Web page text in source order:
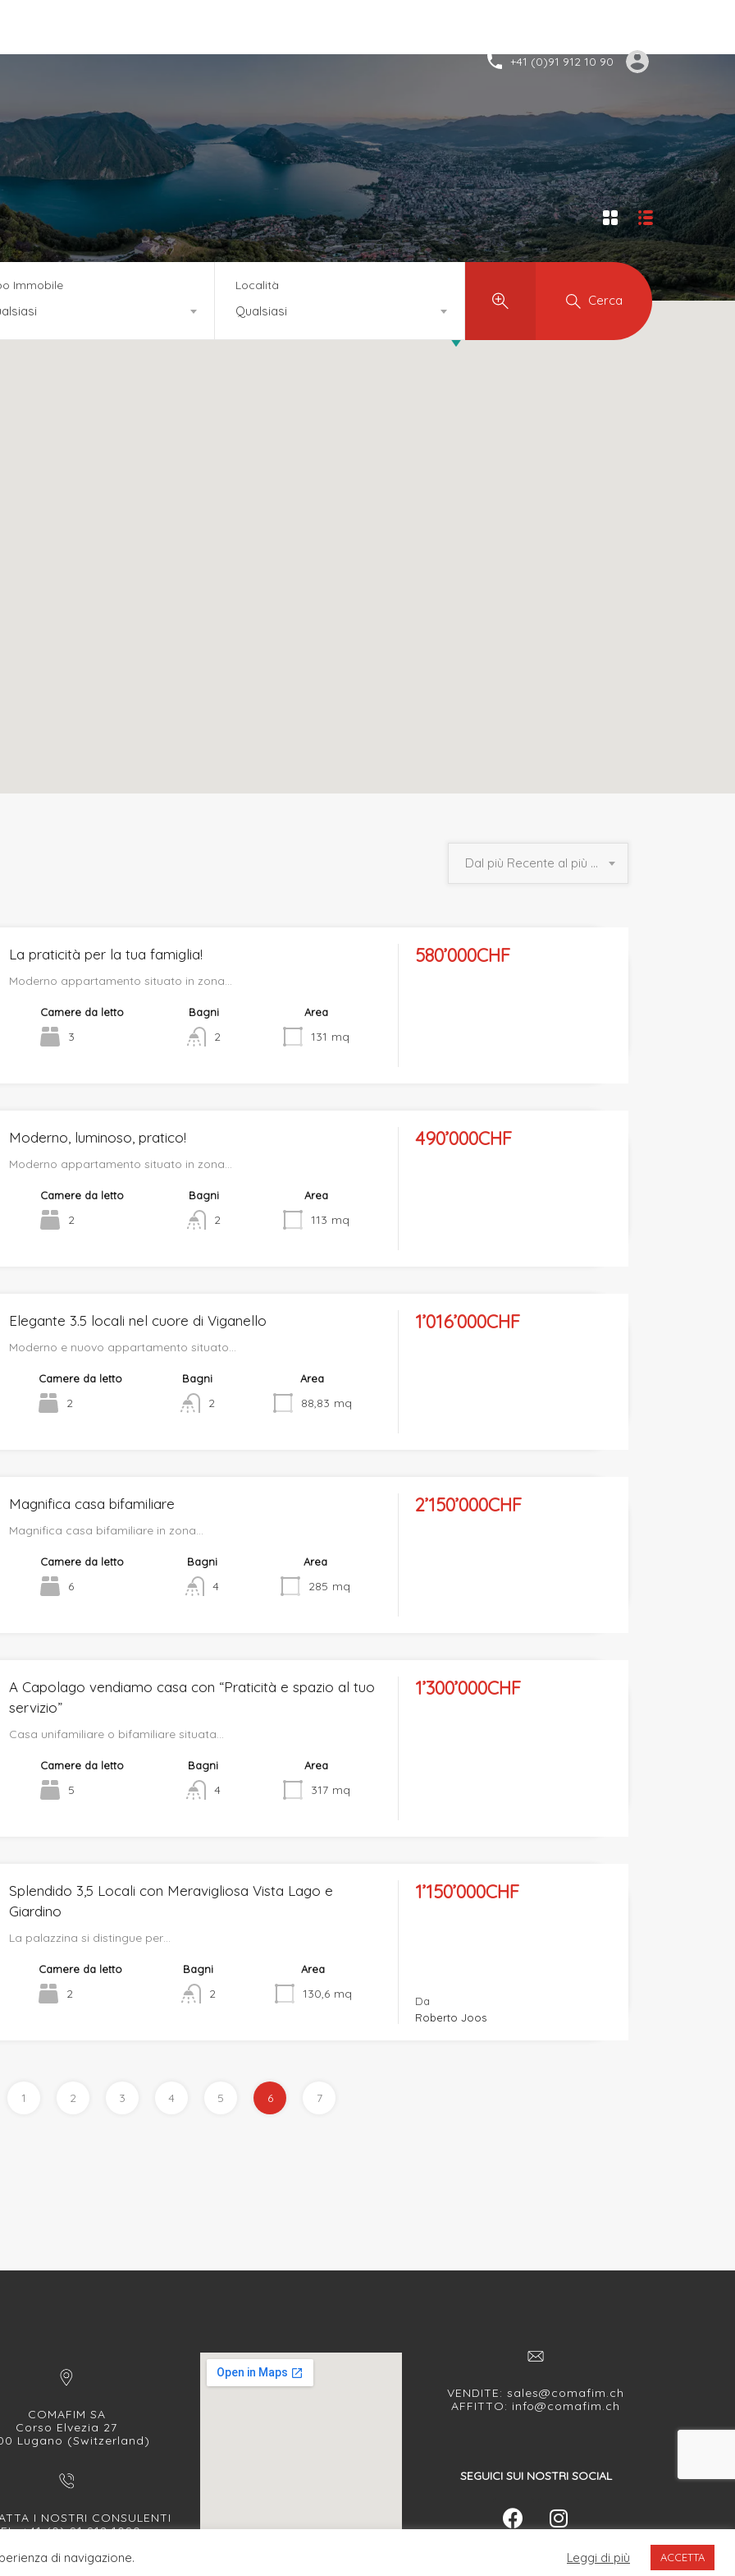
+41 (0)91 912 10 90
Immobile Località
Qualsiasi
Cerca
Dal più Recente al più Vecchio
La praticità per la tua famiglia!
Moderno appartamento situato in zona…
Camere da letto
3
Bagni
2
Area
131 mq
580’000CHF
Moderno, luminoso, pratico!
Moderno appartamento situato in zona…
Camere da letto
2
Bagni
2
Area
113 mq
490’000CHF
Elegante 3.5 locali nel cuore di Viganello
Moderno e nuovo appartamento situato…
Camere da letto
2
Bagni
2
Area
88,83 mq
1’016’000CHF
Magnifica casa bifamiliare
Magnifica casa bifamiliare in zona…
Camere da letto
6
Bagni
4
Area
285 mq
2’150’000CHF
A Capolago vendiamo casa con “Praticità e spazio al tuo
servizio”
Casa unifamiliare o bifamiliare situata…
Camere da letto
5
Bagni
4
Area
317 mq
1’300’000CHF
Splendido 3,5 Locali con Meravigliosa Vista Lago e
Giardino
La palazzina si distingue per…
Camere da letto
2
Bagni
2
Area
130,6 mq
1’150’000CHF
Da
Roberto Joos
1 2 3 4 5 6 7
COMAFIM SA
Corso Elvezia 27
Lugano (Switzerland)
I NOSTRI CONSULENTI
+41 (0) 91 912 1090
VENDITE: sales@comafim.ch
AFFITTO: info@comafim.ch
SEGUICI SUI NOSTRI SOCIAL
di navigazione. Leggi di più ACCETTA